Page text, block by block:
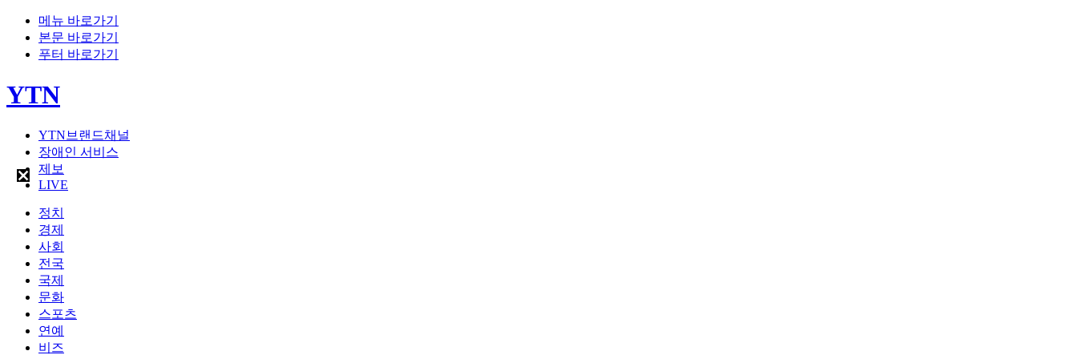
메뉴 바로가기
본문 바로가기
푸터 바로가기
YTN
YTN브랜드채널
장애인 서비스
제보
LIVE
정치
경제
사회
전국
국제
문화
스포츠
연예
비즈